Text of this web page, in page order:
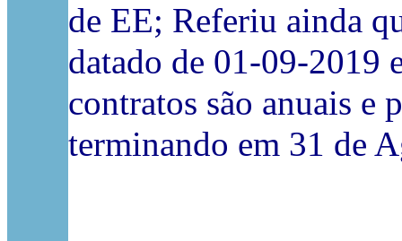
de EE; Referiu ainda
datado de 01-09-2019
contratos são anuais e
terminando em 31 de